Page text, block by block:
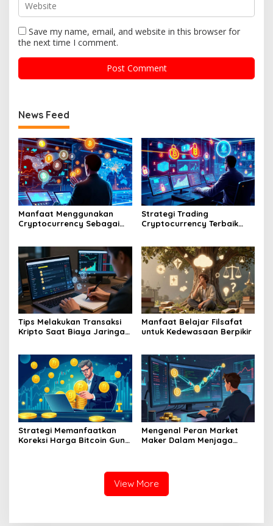
Save my name, email, and website in this browser for
the next time I comment.
News Feed
Manfaat Menggunakan
Cryptocurrency Sebagai
Strategi Trading
Cryptocurrency Terbaik
Tips Melakukan Transaksi
Kripto Saat Biaya Jaringan
Manfaat Belajar Filsafat
untuk Kedewasaan Berpikir
Strategi Memanfaatkan
Koreksi Harga Bitcoin Guna
Mengenal Peran Market
Maker Dalam Menjaga
View More